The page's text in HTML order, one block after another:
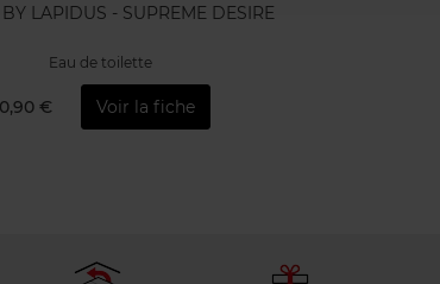
BY LAPIDUS - SUPREME DESIRE
Eau de toilette
€ Voir la fiche